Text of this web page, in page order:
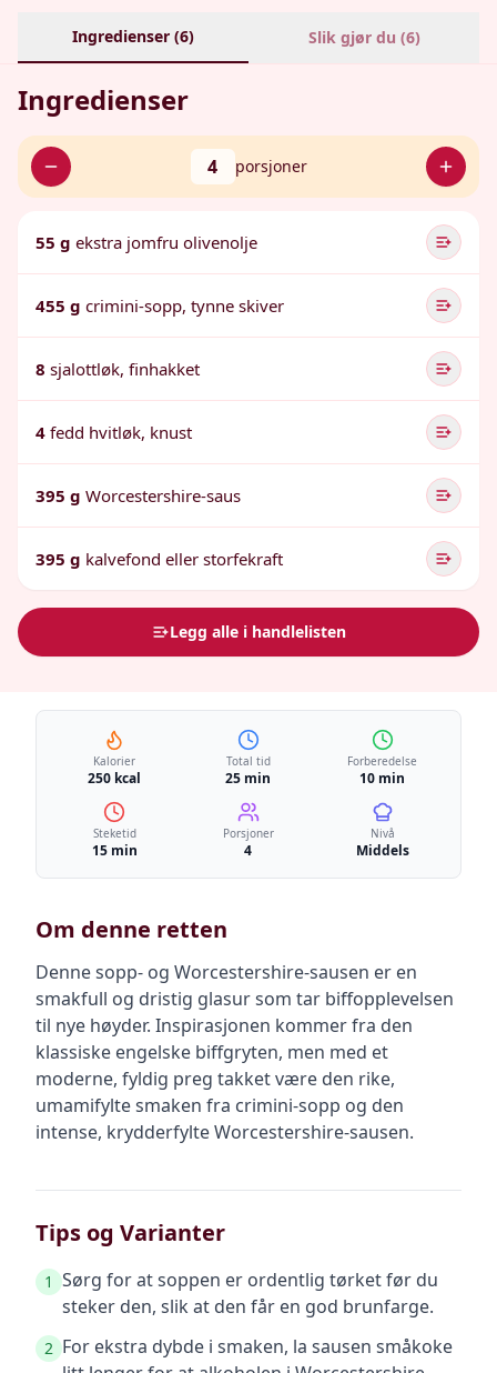
Ingredienser (6) Slik gjør du (6)
Ingredienser
4 porsjoner
55 g ekstra jomfru olivenolje
455 g crimini-sopp, tynne skiver
8 sjalottløk, finhakket
4 fedd hvitløk, knust
395 g Worcestershire-saus
395 g kalvefond eller storfekraft
Legg alle i handlelisten
Kalorier
250 kcal
Total tid
25 min
Forberedelse
10 min
Steketid
15 min
Porsjoner
4
Nivå
Middels
Om denne retten
Denne sopp- og Worcestershire-sausen er en
smakfull og dristig glasur som tar biffopplevelsen
til nye høyder. Inspirasjonen kommer fra den
klassiske engelske biffgryten, men med et
moderne, fyldig preg takket være den rike,
umamifylte smaken fra crimini-sopp og den
intense, krydderfylte Worcestershire-sausen.
Tips og Varianter
1 Sørg for at soppen er ordentlig tørket før du
steker den, slik at den får en god brunfarge.
2 For ekstra dybde i smaken, la sausen småkoke